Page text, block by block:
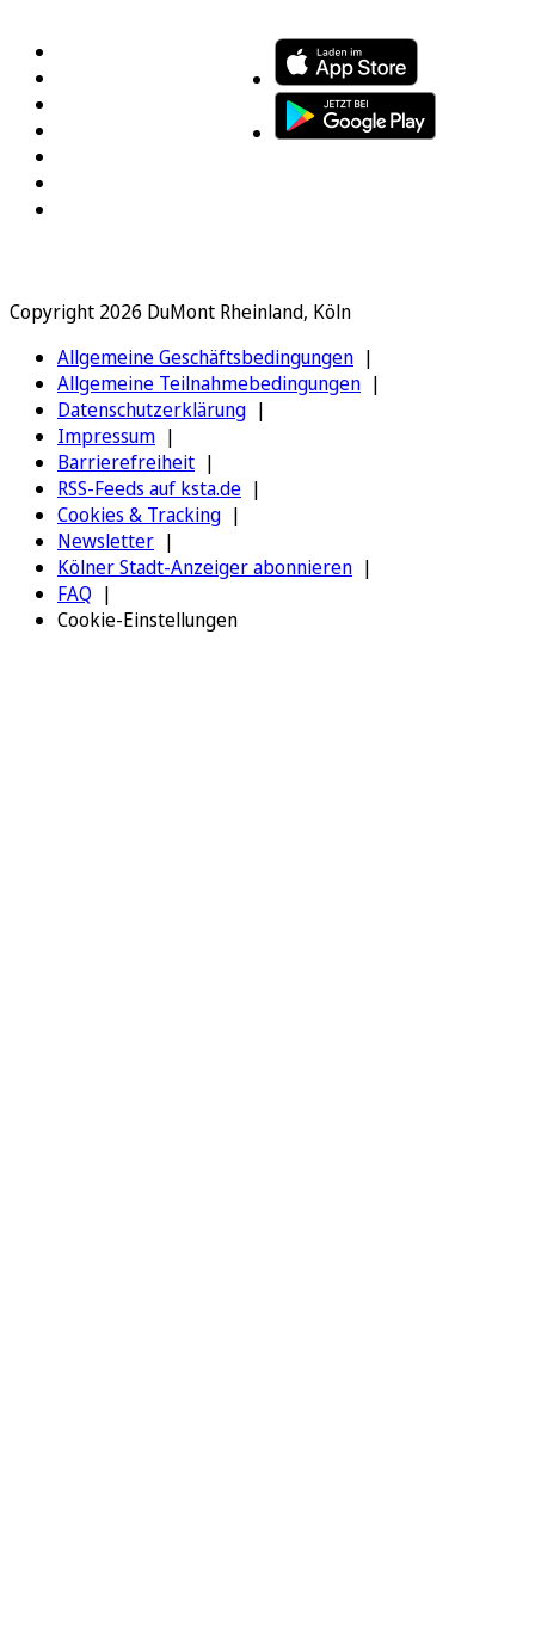
Copyright 2026 DuMont Rheinland, Köln
Allgemeine Geschäftsbedingungen
Allgemeine Teilnahmebedingungen
Datenschutzerklärung
Impressum
Barrierefreiheit
RSS-Feeds auf ksta.de
Cookies & Tracking
Newsletter
Kölner Stadt-Anzeiger abonnieren
FAQ
Cookie-Einstellungen